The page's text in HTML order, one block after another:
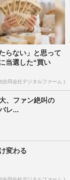
らない」と思って
当選した“買い
合同会社デジタルファーム )
、ファン絶叫の
レ...
変わる